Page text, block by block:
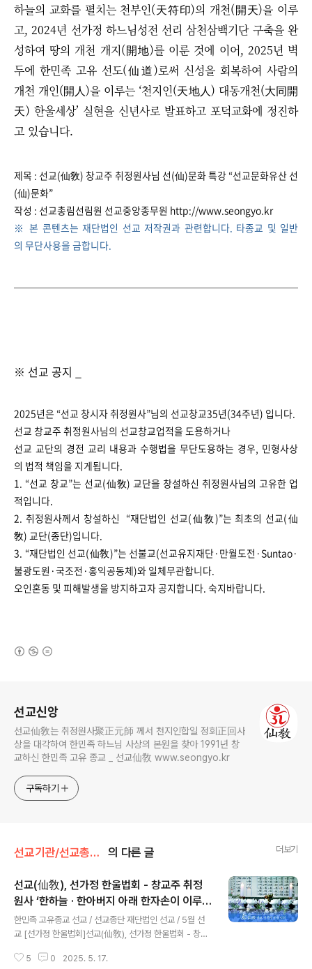
하늘의 교화를 펼치는 천부인(天符印)의 개천(開天)을 이루
고, 2024년 선가정 하느님성전 선리 삼천삼백기단 구축을 완
성하여 땅의 개천 개지(開地)를 이룬 것에 이어, 2025년 벽
두에 한민족 고유 선도(仙道)로써 신성을 회복하여 사람의
개천 개인(開人)을 이루는 ‘천지인(天地人) 대동개천(大同開
天) 한울세상’ 실현을 신년사로 발표하고 포덕교화에 정진하
고 있습니다.
제목 : 선교(仙敎) 창교주 취정원사님 선(仙)문화 특강 “​선교문화유산 선
(仙)문화”
작성 : 선교총림선림원 선교중앙종무원 http://www.seongyo.kr
※ 본 콘텐츠는 재단법인 선교 저작권과 관련합니다. 타종교 및 일반
의 무단사용을 금합니다.
※ 선교 공지 _
2025년은 “선교 창시자 취정원사”님의 선교창교35년(34주년) 입니다.
선교 창교주 취정원사님의 선교창교업적을 도용하거나
선교 교단의 경전 교리 내용과 수행법을 무단도용하는 경우, 민형사상
의 법적 책임을 지게됩니다.
1. “선교 창교”는 선교(仙敎) 교단을 창설하신 취정원사님의 고유한 업
적입니다.
2. 취정원사께서 창설하신 “재단법인 선교(仙敎)”는 최초의 선교(仙
敎) 교단(종단)입니다.
3. “재단법인 선교(仙敎)”는 선불교(선교유지재단·만월도전·Suntao·
불광도원·국조전·홍익공동체)와 일체무관합니다.
오인혼동 및 피해발생을 방지하고자 공지합니다. ​​​​숙지바랍니다.
선교신앙
선교仙敎는 취정원사聚正元師 께서 천지인합일 정회正回사
상을 대각하여 한민족 하느님 사상의 본원을 찾아 1991년 창
교하신 한민족 고유 종교 _ 선교仙敎 www.seongyo.kr
구독하기
선교기관/선교총림선림원 의 다른 글 더보기
선교(仙敎), 선가정 한울법회 - 창교주 취정
원사 ‘한하늘 · 한아버지 아래 한자손이 이루는
한울세상’ 강연 개최
한민족 고유종교 선교 / 선교종단 재단법인 선교 / 5월 선
교 [선가정 한울법회]선교(仙敎), 선가정 한울법회 - 창교
세상’ 강연 개최 선교 선가정 한울법회환기9222년 단기4
5 0 2025. 5. 17.